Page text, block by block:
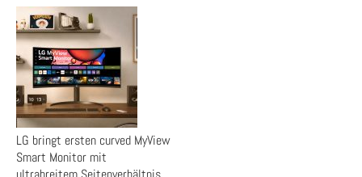
LG bringt ersten curved MyView
Smart Monitor mit